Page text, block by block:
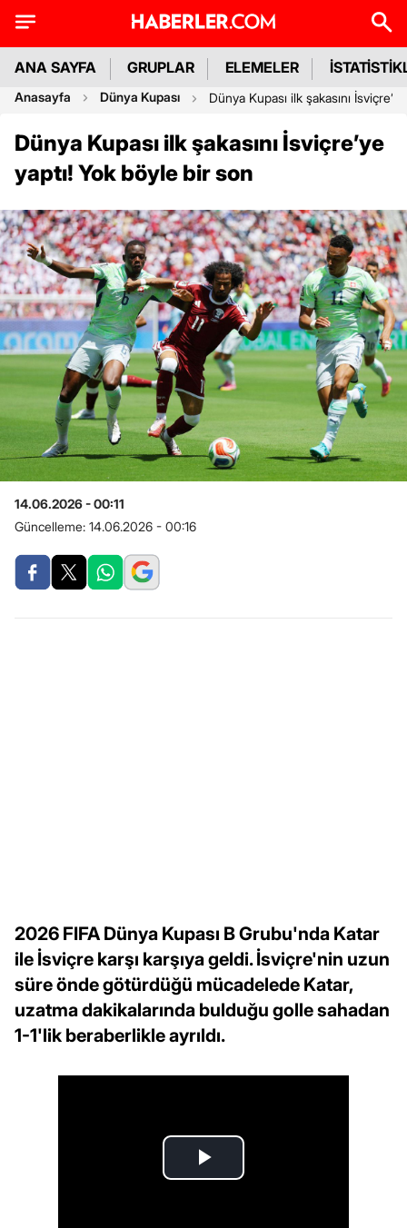
ANA SAYFA GRUPLAR ELEMELER
Anasayfa Dünya Kupası Dünya Kupası ilk şakasını
Dünya Kupası ilk şakasını İsviçre’ye
yaptı! Yok böyle bir son
14.06.2026 - 00:11
Güncelleme: 14.06.2026 - 00:16
2026 FIFA Dünya Kupası B Grubu'nda Katar
ile İsviçre karşı karşıya geldi. İsviçre'nin uzun
süre önde götürdüğü mücadelede Katar,
uzatma dakikalarında bulduğu golle sahadan
1-1'lik beraberlikle ayrıldı.